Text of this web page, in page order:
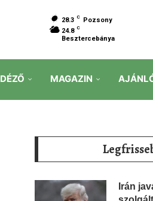
28.3 C Pozsony
24.8 C
Besztercebánya
MAGAZIN
Irán